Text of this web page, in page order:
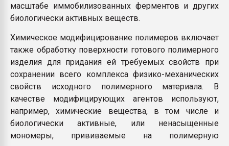
масштабе иммобилизованных ферментов и других
биологически активных веществ.
Химическое модифицирование полимеров включает
также обработку поверхности готового полимерного
изделия для придания ей требуемых свойств при
сохранении всего комплекса физико-механических
свойств исходного полимерного материала. В
качестве модифицирующих агентов используют,
например, химические вещества, в том числе и
биологически активные, или ненасыщенные
мономеры, прививаемые на полимерную